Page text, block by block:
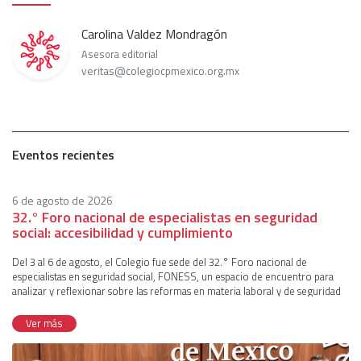
Carolina Valdez Mondragón
Asesora editorial
veritas@colegiocpmexico.org.mx
Eventos recientes
6 de agosto de 2026
32.° Foro nacional de especialistas en seguridad
social: accesibilidad y cumplimiento
Del 3 al 6 de agosto, el Colegio fue sede del 32.° Foro nacional de
especialistas en seguridad social, FONESS, un espacio de encuentro para
analizar y reflexionar sobre las reformas en materia laboral y de seguridad
instituciones. El evento fue coordinado por la comisión técnica de
Seguridad Social, representada por Francisco Javier Ibarra Mayoral, Carlos
Mario de la Fuente Aguirre, Mauricio Valadez Sánchez, Cristina Zoé Gómez
Ver más